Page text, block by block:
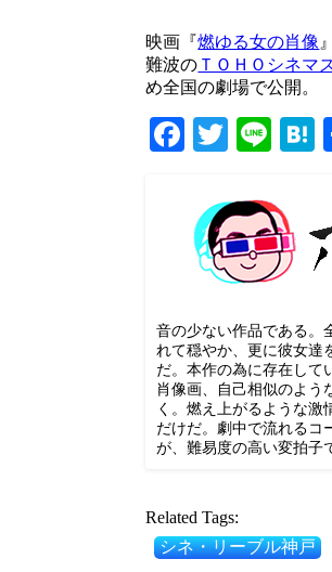
映画『燃ゆる女の肖像
難波の ＴＯＨＯシネマ
め全国の劇場で公開。
Facebook
Twitter
音の少ない作品である。
れて穏やか、更に彼女達
だ。本作の為に存在して
肖像画、自己相似のよう
く。燃え上がるような
だけだ。劇中で流れるコ
が、難易度の高い変拍子
Related Tags:
シネ・リーブル神戸